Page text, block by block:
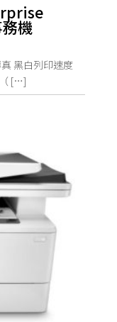
機
黑白列印速度
[…]